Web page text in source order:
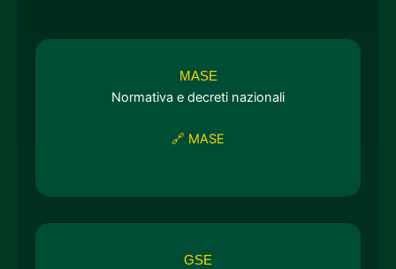
MASE
Normativa e decreti nazionali
🔗 MASE
GSE